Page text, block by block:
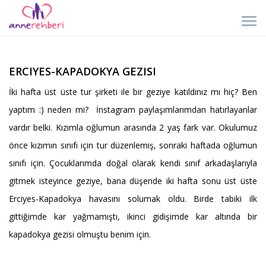
ERCIYES-KAPADOKYA GEZISI
İki hafta üst üste tur şirketi ile bir geziye katıldınız mı hiç? Ben
yaptım :) neden mi? İnstagram paylaşımlarımdan hatırlayanlar
vardır belki. Kızımla oğlumun arasında 2 yaş fark var. Okulumuz
önce kızımın sınıfı için tur düzenlemiş, sonraki haftada oğlumun
sınıfı için. Çocuklarımda doğal olarak kendi sınıf arkadaşlarıyla
gitmek isteyince geziye, bana düşende iki hafta sonu üst üste
Erciyes-Kapadokya havasını solumak oldu. Birde tabiki ilk
gittiğimde kar yağmamıştı, ikinci gidişimde kar altında bir
kapadokya gezisi olmuştu benim için.